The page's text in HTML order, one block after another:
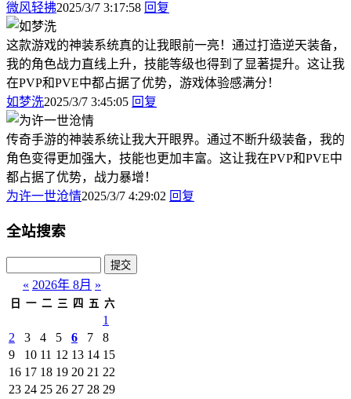
微风轻拂2025/3/7 3:17:58 回复
这款游戏的神装系统真的让我眼前一亮！通过打造逆天装备，
我的角色战力直线上升，技能等级也得到了显著提升。这让我
在PVP和PVE中都占据了优势，游戏体验感满分！
如梦洗2025/3/7 3:45:05 回复
传奇手游的神装系统让我大开眼界。通过不断升级装备，我的
角色变得更加强大，技能也更加丰富。这让我在PVP和PVE中
都占据了优势，战力暴增！
为许一世沧情2025/3/7 4:29:02 回复
全站搜索
« 2026年 8月 »
日 一 二 三 四 五 六
1
2
3 4 5 6 7
8
9
10 11 12 13 14 15
16 17 18 19 20 21 22
23 24 25 26 27 28 29